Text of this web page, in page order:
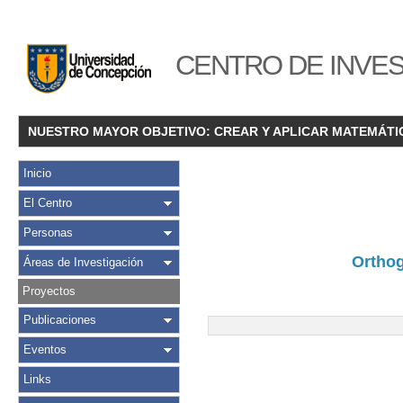
CENTRO DE
NUESTRO MAYOR OBJETIVO: CREAR Y APLICAR
Inicio
El Centro
Personas
Áreas de Investigación
Proyectos
Publicaciones
Eventos
Links